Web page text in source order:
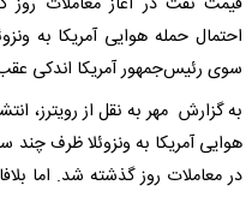
احتمال حمله هوایی آمریکا به
سوی رئیس‌جمهور آمریکا اندکی
به گزارش مهر به نقل از رویترز،
هوایی آمریکا به ونزوئلا ظرف چند
در معاملات روز گذشته شد. اما